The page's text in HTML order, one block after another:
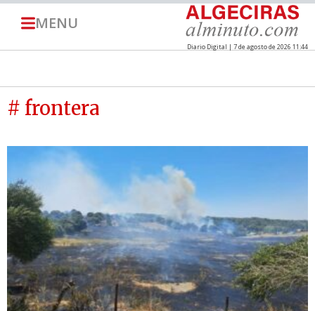
MENU
Diario Digital | 7 de agosto de 2026 11:44
# frontera